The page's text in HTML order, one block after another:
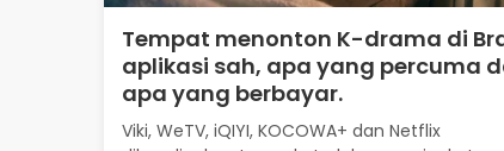
Tempat menonton K-drama di
aplikasi sah, apa yang percuma
apa yang berbayar.
Viki, WeTV, iQIYI, KOCOWA+ dan Netflix